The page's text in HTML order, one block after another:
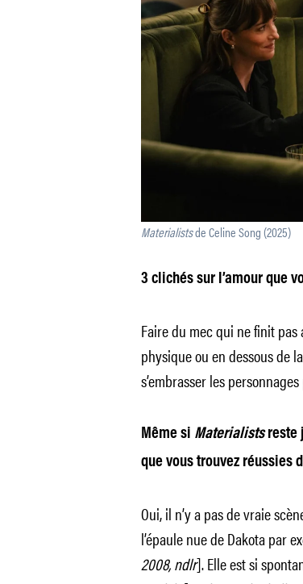
Materialistsde Celine Song (2025)
3 clichés sur l’amour que
Faire du mec qui ne finit
physique ou en dessous de
s’embrasser les
Même si Materialistsreste
que vous trouvez réussies
Oui, il n’y a pas de vraie
l’épaule nue de Dakota par
2008, ndlr]. Elle est si